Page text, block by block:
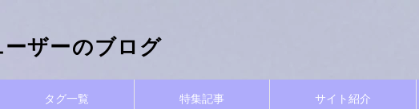
ザーのブログ
タグ一覧 特集記事 サイト紹介